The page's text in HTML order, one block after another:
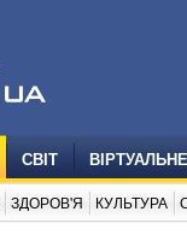
СВІТ
ЗДОРОВ'Я КУЛЬТУРА